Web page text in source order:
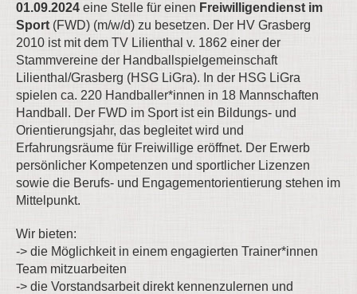
01.09.2024 eine Stelle für einen Freiwilligendienst im
Sport (FWD) (m/w/d) zu besetzen. Der HV Grasberg
2010 ist mit dem TV Lilienthal v. 1862 einer der
Stammvereine der Handballspielgemeinschaft
Lilienthal/Grasberg (HSG LiGra). In der HSG LiGra
spielen ca. 220 Handballer*innen in 18 Mannschaften
Handball. Der FWD im Sport ist ein Bildungs- und
Orientierungsjahr, das begleitet wird und
Erfahrungsräume für Freiwillige eröffnet. Der Erwerb
persönlicher Kompetenzen und sportlicher Lizenzen
sowie die Berufs- und Engagementorientierung stehen im
Mittelpunkt.
Wir bieten:
-> die Möglichkeit in einem engagierten Trainer*innen
Team mitzuarbeiten
-> die Vorstandsarbeit direkt kennenzulernen und